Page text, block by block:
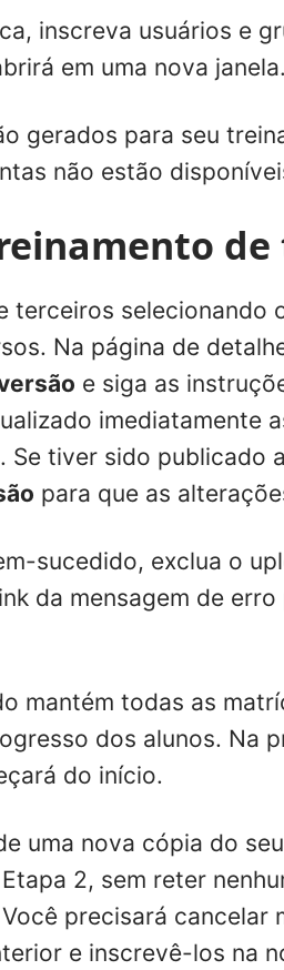
inscreva usuários e
em uma nova janela.
gerados para seu
não estão
de
terceiros selecionando
Na página de
e siga as
imediatamente
tiver sido publicado
para que as
sucedido, exclua o
da mensagem de
mantém todas as
dos alunos. Na
do início.
uma nova cópia do
2, sem reter
precisará cancelar
e inscrevê-los na